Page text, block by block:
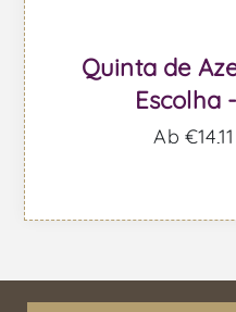
Quinta de
Escolha
Ab